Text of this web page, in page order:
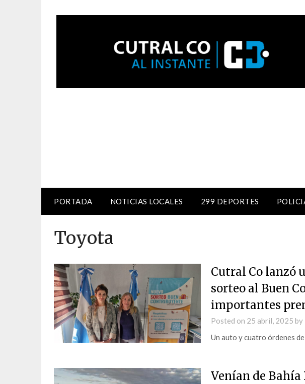
PORTADA NOTICIAS LOCALES 299 DEPORTES
Toyota
Cutral Co lanzó
sorteo al Buen
importantes
Posted on 25 abril, 2025 by
Un auto y cuatro órdenes
Venían de